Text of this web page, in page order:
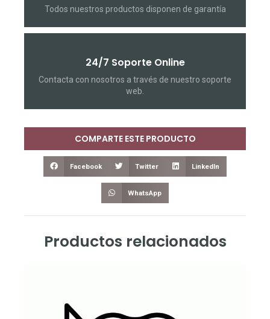
Todos nuestros productos disponen de garantía
24/7 Soporte Online
Contacta con nosotros a través de nuestro soporte
web.
COMPARTE ESTE PRODUCTO
Facebook Twitter LinkedIn
WhatsApp
Productos relacionados